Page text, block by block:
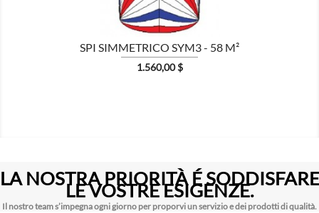
SPI SIMMETRICO SYM3 - 58 M²
Prezzo
1.560,00 $
LA NOSTRA PRIORITÀ É SODDISFARE
LE VOSTRE ESIGENZE.
Il nostro team s’impegna ogni giorno per proporvi un servizio e dei prodotti di qualità.